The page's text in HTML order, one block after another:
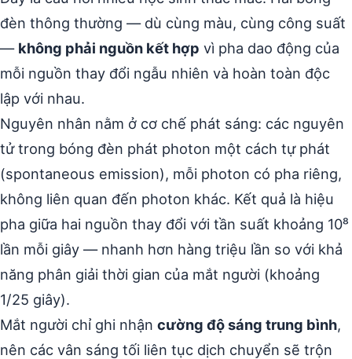
đèn thông thường — dù cùng màu, cùng công suất
— không phải nguồn kết hợp vì pha dao động của
mỗi nguồn thay đổi ngẫu nhiên và hoàn toàn độc
lập với nhau.
Nguyên nhân nằm ở cơ chế phát sáng: các nguyên
tử trong bóng đèn phát photon một cách tự phát
(spontaneous emission), mỗi photon có pha riêng,
không liên quan đến photon khác. Kết quả là hiệu
pha giữa hai nguồn thay đổi với tần suất khoảng 10⁸
lần mỗi giây — nhanh hơn hàng triệu lần so với khả
năng phân giải thời gian của mắt người (khoảng
1/25 giây).
Mắt người chỉ ghi nhận cường độ sáng trung bình,
nên các vân sáng tối liên tục dịch chuyển sẽ trộn